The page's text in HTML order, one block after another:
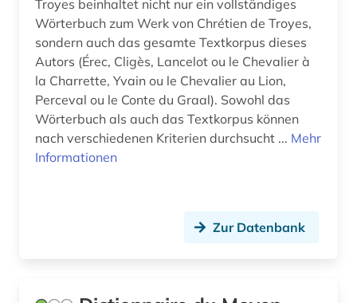
Troyes beinhaltet nicht nur ein vollständiges
Wörterbuch zum Werk von Chrétien de Troyes,
sondern auch das gesamte Textkorpus dieses
Autors (Érec, Cligès, Lancelot ou le Chevalier à
la Charrette, Yvain ou le Chevalier au Lion,
Perceval ou le Conte du Graal). Sowohl das
Wörterbuch als auch das Textkorpus können
nach verschiedenen Kriterien durchsucht ... Mehr
Informationen
Zur Datenbank